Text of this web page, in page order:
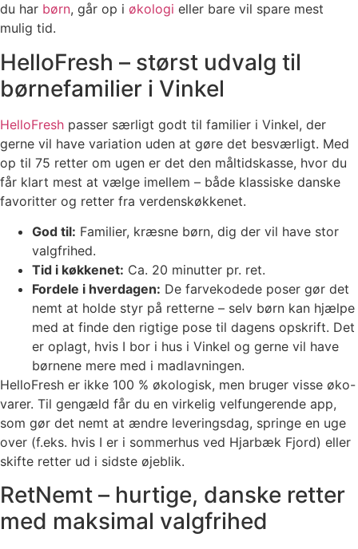
du har børn, går op i økologi eller bare vil spare mest
mulig tid.
HelloFresh – størst udvalg til
børnefamilier i Vinkel
HelloFresh passer særligt godt til familier i Vinkel, der
gerne vil have variation uden at gøre det besværligt. Med
op til 75 retter om ugen er det den måltidskasse, hvor du
får klart mest at vælge imellem – både klassiske danske
favoritter og retter fra verdenskøkkenet.
God til: Familier, kræsne børn, dig der vil have stor
valgfrihed.
Tid i køkkenet: Ca. 20 minutter pr. ret.
Fordele i hverdagen: De farvekodede poser gør det
nemt at holde styr på retterne – selv børn kan hjælpe
med at finde den rigtige pose til dagens opskrift. Det
er oplagt, hvis I bor i hus i Vinkel og gerne vil have
børnene mere med i madlavningen.
HelloFresh er ikke 100 % økologisk, men bruger visse øko-
varer. Til gengæld får du en virkelig velfungerende app,
som gør det nemt at ændre leveringsdag, springe en uge
over (f.eks. hvis I er i sommerhus ved Hjarbæk Fjord) eller
skifte retter ud i sidste øjeblik.
RetNemt – hurtige, danske retter
med maksimal valgfrihed